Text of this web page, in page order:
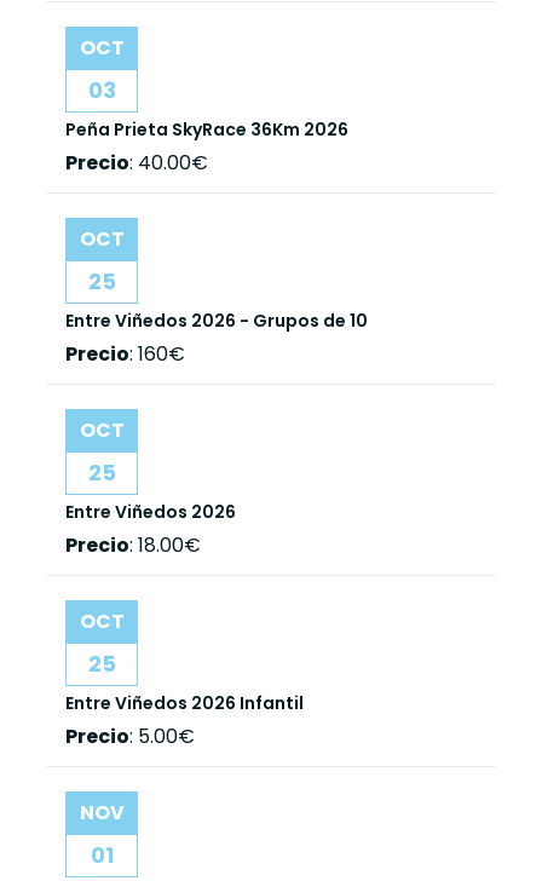
OCT
03
Peña Prieta SkyRace 36Km 2026
Precio: 40.00€
OCT
25
Entre Viñedos 2026 - Grupos de 10
Precio: 160€
OCT
25
Entre Viñedos 2026
Precio: 18.00€
OCT
25
Entre Viñedos 2026 Infantil
Precio: 5.00€
NOV
01